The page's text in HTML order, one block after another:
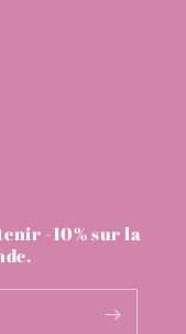
-10% sur la